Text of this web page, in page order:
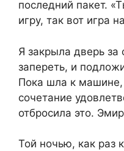
последний пакет.
игру, так вот игра
Я закрыла дверь за
запереть, и
Пока шла к машине,
сочетание
отбросила это.
Той ночью, как раз